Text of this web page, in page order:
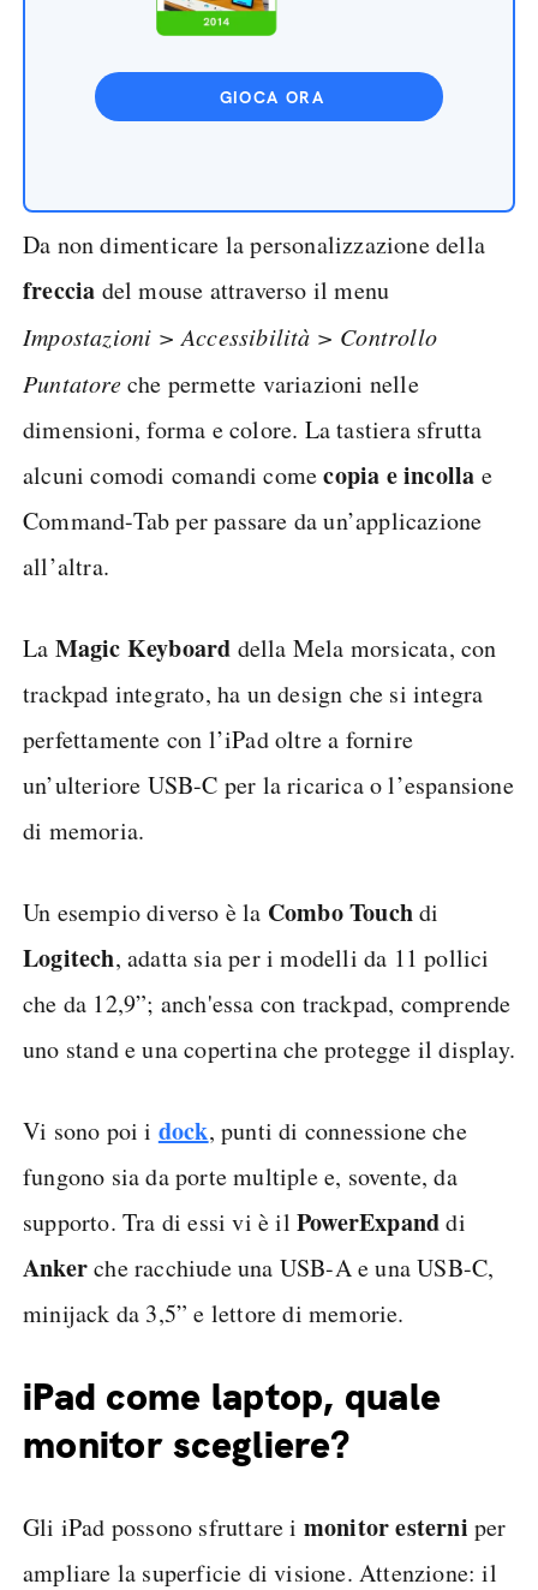
GIOCA ORA
Da non dimenticare la personalizzazione della
freccia del mouse attraverso il menu
Impostazioni > Accessibilità > Controllo
Puntatoreche permette variazioni nelle
dimensioni, forma e colore. La tastiera sfrutta
alcuni comodi comandi comecopia e incolla e
Command-Tab per passare da un’applicazione
all’altra.
La Magic Keyboard della Mela morsicata, con
trackpad integrato, ha un design che si integra
perfettamente con l’iPad oltre a fornire
un’ulteriore USB-C per la ricarica o l’espansione
di memoria.
Un esempio diverso è la Combo Touchdi
Logitech, adatta sia per i modelli da 11 pollici
che da 12,9”; anch'essa con trackpad, comprende
uno stand e una copertina che protegge il display.
Vi sono poi i dock, punti di connessione che
fungono sia da porte multiple e, sovente, da
supporto. Tra di essi vi è il PowerExpanddi
Ankerche racchiude una USB-A e una USB-C,
minijack da 3,5” e lettore di memorie.
iPad come laptop, quale
monitor scegliere?
Gli iPad possono sfruttare i monitor esterni per
ampliare la superficie di visione. Attenzione: il